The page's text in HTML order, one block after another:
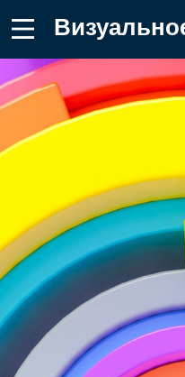
Визуальное искусство,